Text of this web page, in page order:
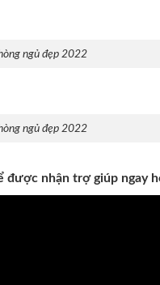
ngủ đẹp 2022
ngủ đẹp 2022
được nhận trợ giúp ngay